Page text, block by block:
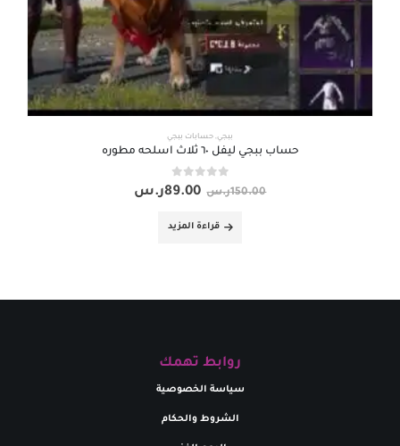
ببجي, حسابات ببجي
حساب ببجي ليفل ٦٠ ثلاث اسلحه مطوره
150.00ر.س 89.00ر.س
قراءة المزيد
روابط تهمك
سياسة الخصوصية
الشروط والحكام